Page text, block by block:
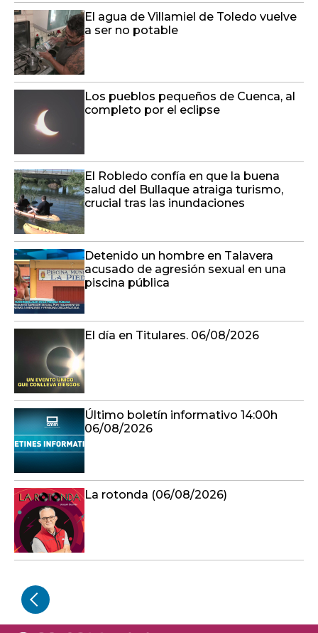
El agua de Villamiel de Toledo vuelve
a ser no potable
Los pueblos pequeños de Cuenca, al
completo por el eclipse
El Robledo confía en que la buena
salud del Bullaque atraiga turismo,
crucial tras las inundaciones
Detenido un hombre en Talavera
acusado de agresión sexual en una
piscina pública
El día en Titulares. 06/08/2026
Último boletín informativo 14:00h
06/08/2026
La rotonda (06/08/2026)